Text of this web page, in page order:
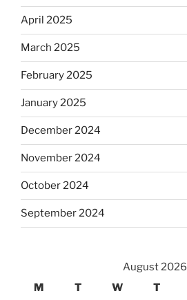
April 2025
March 2025
February 2025
January 2025
December 2024
November 2024
October 2024
September 2024
August 2026
M
T W T